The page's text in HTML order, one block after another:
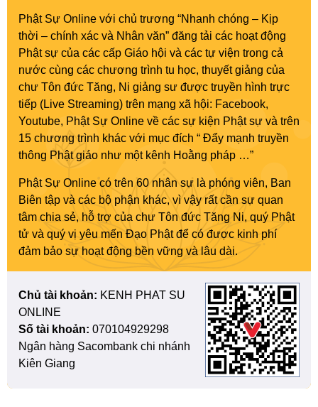
Phật Sự Online với chủ trương “Nhanh chóng – Kịp
thời – chính xác và Nhân văn” đăng tải các hoạt động
Phật sự của các cấp Giáo hội và các tự viện trong cả
nước cùng các chương trình tu học, thuyết giảng của
chư Tôn đức Tăng, Ni giảng sư được truyền hình trực
tiếp (Live Streaming) trên mạng xã hội: Facebook,
Youtube, Phật Sự Online về các sự kiện Phật sự và trên
15 chương trình khác với mục đích “ Đẩy mạnh truyền
thông Phật giáo như một kênh Hoằng pháp …”
Phật Sự Online có trên 60 nhân sự là phóng viên, Ban
Biên tập và các bộ phận khác, vì vậy rất cần sự quan
tâm chia sẻ, hỗ trợ của chư Tôn đức Tăng Ni, quý Phật
tử và quý vị yêu mến Đạo Phật để có được kinh phí
đảm bảo sự hoạt động bền vững và lâu dài.
Chủ tài khoản: KENH PHAT SU
ONLINE
Số tài khoản: 070104929298
Ngân hàng Sacombank chi nhánh
Kiên Giang